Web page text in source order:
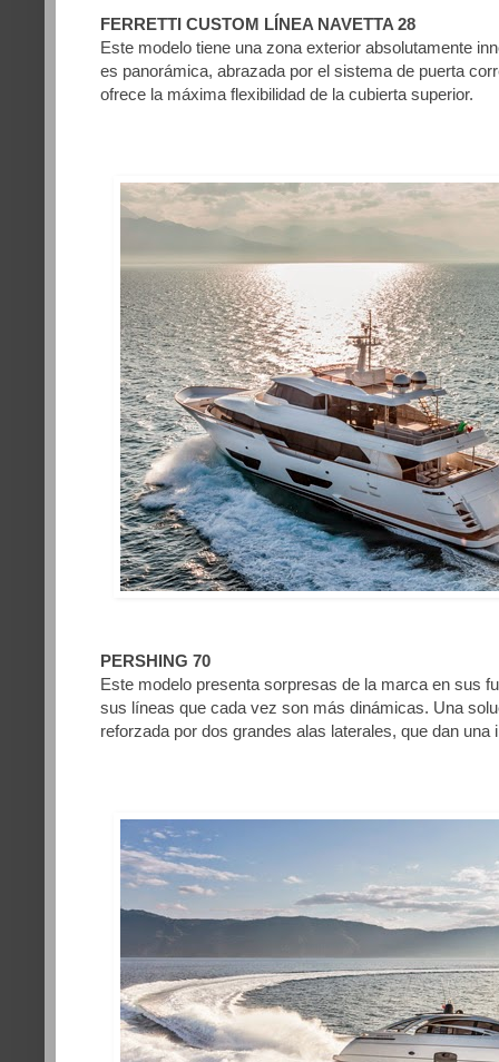
FERRETTI CUSTOM LÍNEA NAVETTA 28
Este modelo tiene una zona exterior absolutamente
es panorámica, abrazada por el sistema de puerta
ofrece la máxima flexibilidad de la cubierta superior.
PERSHING 70
Este modelo presenta sorpresas de la marca en sus
sus líneas que cada vez son más dinámicas. Una
reforzada por dos grandes alas laterales, que dan una